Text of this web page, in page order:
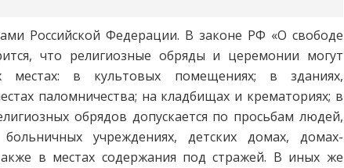
Российской Федерации. В законе РФ «О свободе
что религиозные обряды и церемонии могут
местах: в культовых помещениях; в зданиях,
паломничества; на кладбищах и крематориях; в
обрядов допускается по просьбам людей,
учреждениях, детских домах, домах-
в местах содержания под стражей. В иных же